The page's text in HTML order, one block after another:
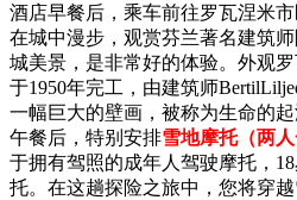
酒店早餐后，乘车前往罗瓦涅米
在城中漫步，观赏芬兰著名建筑
城美景，是非常好的体验。外观
于1950年完工，由建筑师
一幅巨大的壁画，被称为生命的起
午餐后，特别安排雪地摩托（两人
于拥有驾照的成年人驾驶摩托，
托。在这趟探险之旅中，您将穿